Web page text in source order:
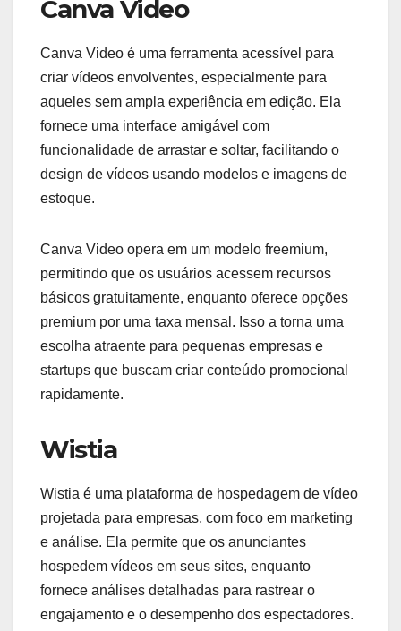
Canva Video
Canva Video é uma ferramenta acessível para
criar vídeos envolventes, especialmente para
aqueles sem ampla experiência em edição. Ela
fornece uma interface amigável com
funcionalidade de arrastar e soltar, facilitando o
design de vídeos usando modelos e imagens de
estoque.
Canva Video opera em um modelo freemium,
permitindo que os usuários acessem recursos
básicos gratuitamente, enquanto oferece opções
premium por uma taxa mensal. Isso a torna uma
escolha atraente para pequenas empresas e
startups que buscam criar conteúdo promocional
rapidamente.
Wistia
Wistia é uma plataforma de hospedagem de vídeo
projetada para empresas, com foco em marketing
e análise. Ela permite que os anunciantes
hospedem vídeos em seus sites, enquanto
fornece análises detalhadas para rastrear o
engajamento e o desempenho dos espectadores.